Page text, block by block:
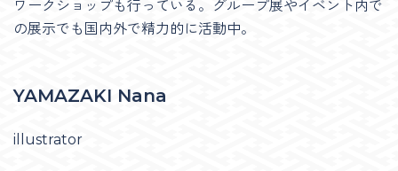
ワークショップも行っている。グループ展やイベント内で
の展示でも国内外で精力的に活動中。
YAMAZAKI Nana
illustrator